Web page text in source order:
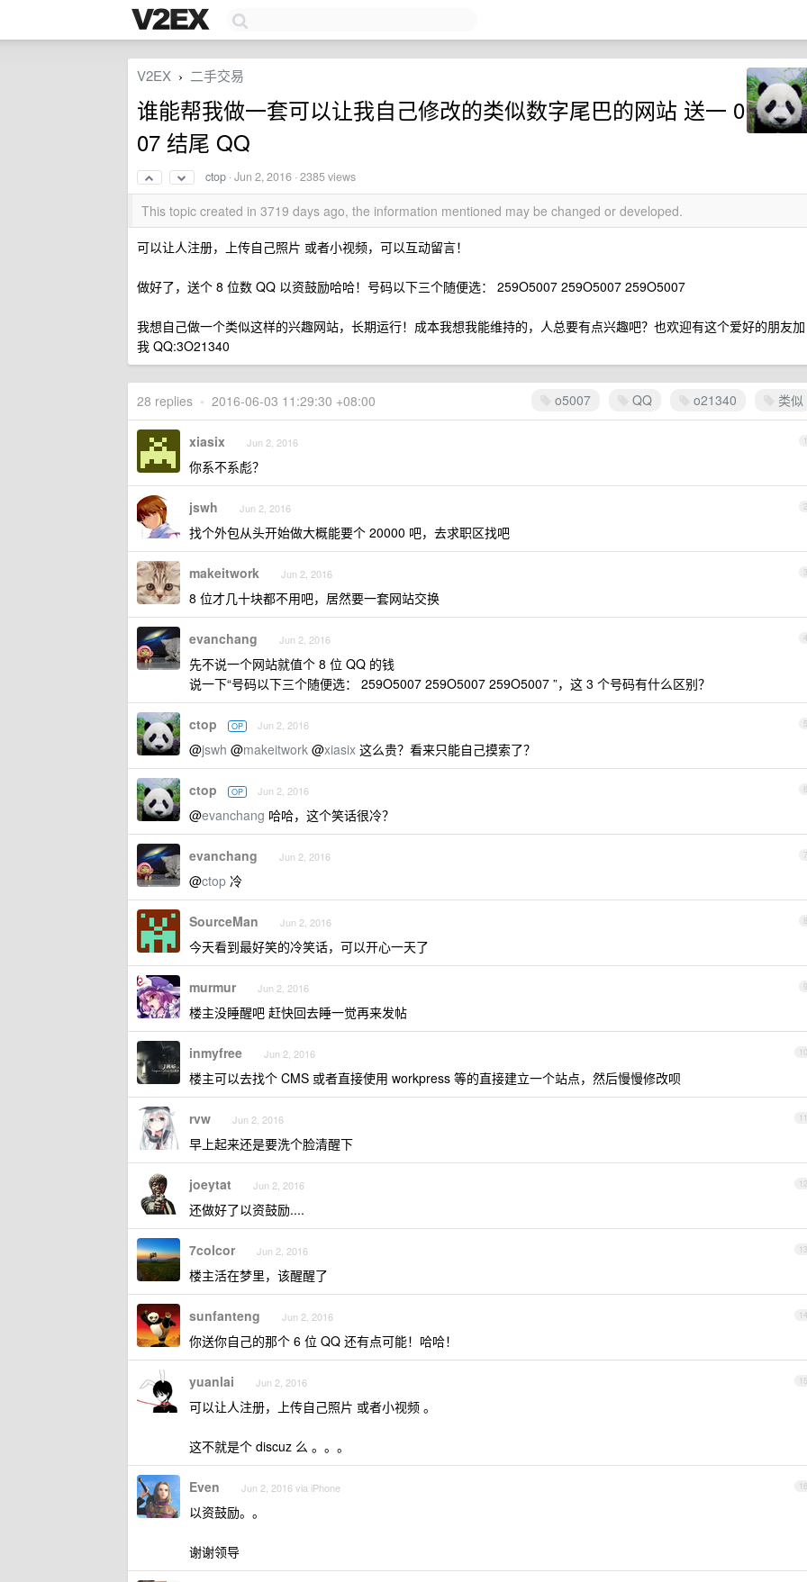
V2EX › 二手交易
谁能帮我做一套可以让我自己修改的类似数字尾巴的网站 送一 0
07 结尾 QQ
ctop ·Jun 2, 2016 · 2385 views
This topic created in 3719 days ago, the information mentioned may be changed or developed.
可以让人注册，上传自己照片 或者小视频，可以互动留言！
做好了，送个 8 位数 QQ 以资鼓励哈哈！号码以下三个随便选： 259O5007 259O5007 259O5007
我想自己做一个类似这样的兴趣网站，长期运行！成本我想我能维持的，人总要有点兴趣吧？也欢迎有这个爱好的朋友加
我 QQ:3O21340
o5007 QQ o21340 类似
28 replies • 2016-06-03 11:29:30 +08:00
1
xiasix Jun 2, 2016
你系不系彪？
2
jswh Jun 2, 2016
找个外包从头开始做大概能要个 20000 吧，去求职区找吧
3
makeitwork Jun 2, 2016
8 位才几十块都不用吧，居然要一套网站交换
4
evanchang Jun 2, 2016
先不说一个网站就值个 8 位 QQ 的钱
说一下“号码以下三个随便选： 259O5007 259O5007 259O5007 ”，这 3 个号码有什么区别？
5
ctop OP Jun 2, 2016
@jswh @makeitwork @xiasix 这么贵？看来只能自己摸索了？
6
ctop OP Jun 2, 2016
@evanchang 哈哈，这个笑话很冷？
7
evanchang Jun 2, 2016
@ctop 冷
8
SourceMan Jun 2, 2016
今天看到最好笑的冷笑话，可以开心一天了
9
murmur Jun 2, 2016
楼主没睡醒吧 赶快回去睡一觉再来发帖
10
inmyfree Jun 2, 2016
楼主可以去找个 CMS 或者直接使用 workpress 等的直接建立一个站点，然后慢慢修改呗
11
rvw Jun 2, 2016
早上起来还是要洗个脸清醒下
12
joeytat Jun 2, 2016
还做好了以资鼓励....
13
7colcor Jun 2, 2016
楼主活在梦里，该醒醒了
14
sunfanteng Jun 2, 2016
你送你自己的那个 6 位 QQ 还有点可能！哈哈！
15
yuanlai Jun 2, 2016
可以让人注册，上传自己照片 或者小视频 。
这不就是个 discuz 么 。。。
16
Even Jun 2, 2016 via iPhone
以资鼓励。。
谢谢领导